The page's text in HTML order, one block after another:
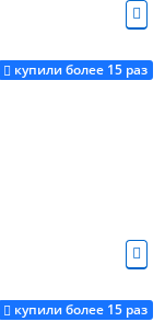
купили более 15 раз
купили более 15 раз